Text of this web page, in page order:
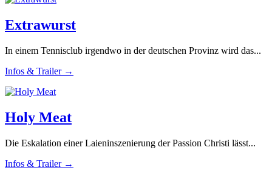
Extrawurst
In einem Tennisclub irgendwo in der deutschen Provinz wird das...
Infos & Trailer →
Holy Meat
Die Eskalation einer Laieninszenierung der Passion Christi lässt...
Infos & Trailer →